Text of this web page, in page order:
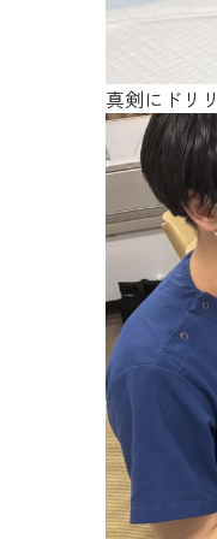
真剣にドリ